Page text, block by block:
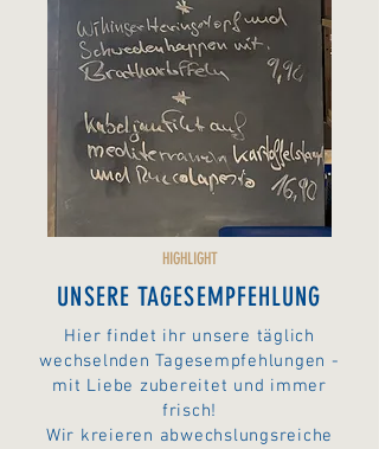
HIGHLIGHT
UNSERE TAGESEMPFEHLUNG
Hier findet ihr unsere täglich
wechselnden Tagesempfehlungen -
mit Liebe zubereitet und immer
frisch!
Wir kreieren abwechslungsreiche